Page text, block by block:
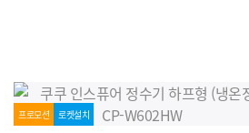
프로모션 로켓설치